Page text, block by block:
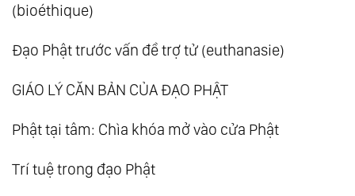
(bioéthique)
Đạo Phật trước vấn đề trợ tử (euthanasie)
GIÁO LÝ CĂN BẢN CỦA ĐẠO PHẬT
Phật tại tâm: Chìa khóa mở vào cửa Phật
Trí tuệ trong đạo Phật